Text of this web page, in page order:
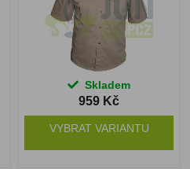
Skladem
959 Kč
VYBRAT VARIANTU